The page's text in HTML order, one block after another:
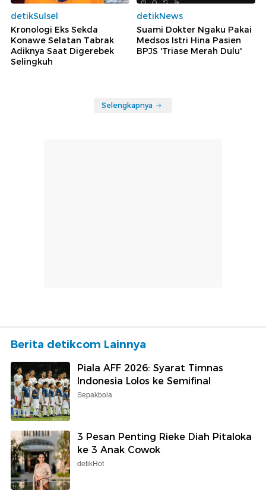
detikSulsel
Kronologi Eks Sekda
Konawe Selatan Tabrak
Adiknya Saat Digerebek
Selingkuh
detikNews
Suami Dokter Ngaku Pakai
Medsos Istri Hina Pasien
BPJS 'Triase Merah Dulu'
Selengkapnya
Berita detikcom Lainnya
Piala AFF 2026: Syarat Timnas
Indonesia Lolos ke Semifinal
Sepakbola
3 Pesan Penting Rieke Diah Pitaloka
ke 3 Anak Cowok
detikHot